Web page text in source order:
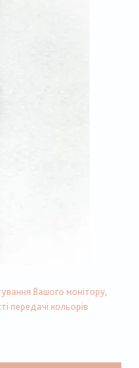
Вашого монітору,
передачі кольорів